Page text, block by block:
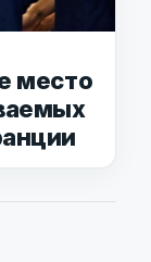
место